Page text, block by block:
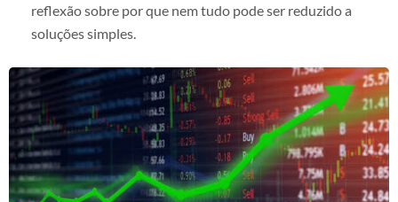
reflexão sobre por que nem tudo pode ser reduzido a
soluções simples.